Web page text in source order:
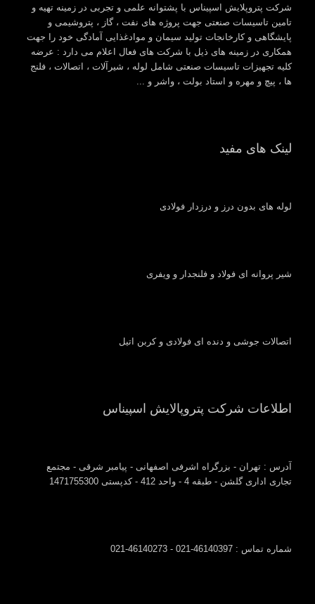
شرکت پتروپلایش اسپیناس با پشتوانه علمی و تجربی در زمینه تهیه و
تامین تاسیسات صنعتی جهت پروژه های نفت ، گاز ، پتروشیمی و
پایشگاهی و کارخانجات تولید سیمان و موادغذایی آمادگی خود را جهت
همکاری در زمینه های ذیل با شرکت های فعال اعلام می دارد : عرضه
کلیه تجهیزات تاسیسات صنعتی شامل لوله ، شیرآلات ، اتصالات ، فلنج
ها ، پیچ و مهره و استاد بولت ، واشر و ...
لینک های مفید
لوله های بدون درز و درزدار فولادی
شیر پروانه ای فولاد و فلنجدار و ویفری
اتصالات جوشی و دنده ای فولادی و کربن اتیل
اطلاعات شرکت پتروپالایش اسپیناس
آدرس : تهران - بزرگراه اشرفی اصفهانی - پیامبر شرقی - مجتمع
تجاری اداری گلشن - طبقه 4 - واحد 412 - کدپستی 1471755300
شماره تماس : 46140397-021 - 46140273-021